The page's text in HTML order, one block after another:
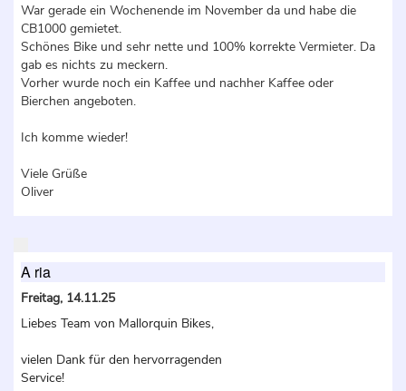
War gerade ein Wochenende im November da und habe die
CB1000 gemietet.
Schönes Bike und sehr nette und 100% korrekte Vermieter. Da
gab es nichts zu meckern.
Vorher wurde noch ein Kaffee und nachher Kaffee oder
Bierchen angeboten.
Ich komme wieder!
Viele Grüße
Oliver
A ria
Freitag, 14.11.25
Liebes Team von Mallorquin Bikes,
vielen Dank für den hervorragenden
Service!